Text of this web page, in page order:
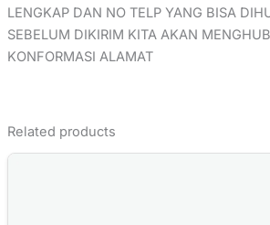
LENGKAP DAN NO TELP YANG BISA
SEBELUM DIKIRIM KITA AKAN
KONFORMASI ALAMAT
Related products